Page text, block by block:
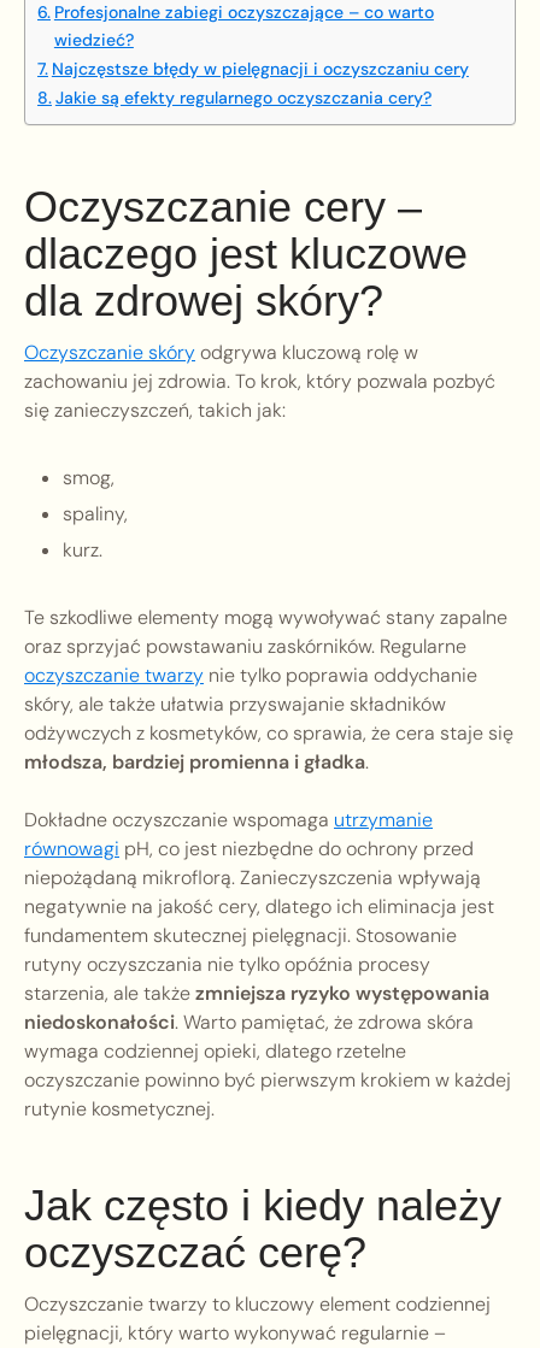
Profesjonalne zabiegi oczyszczające – co warto
wiedzieć?
Najczęstsze błędy w pielęgnacji i oczyszczaniu cery
Jakie są efekty regularnego oczyszczania cery?
Oczyszczanie cery –
dlaczego jest kluczowe
dla zdrowej skóry?
Oczyszczanie skóryodgrywa kluczową rolę w
zachowaniu jej zdrowia. To krok, który pozwala pozbyć
się zanieczyszczeń, takich jak:
smog,
spaliny,
kurz.
Te szkodliwe elementy mogą wywoływać stany zapalne
oraz sprzyjać powstawaniu zaskórników. Regularne
oczyszczanie twarzy nie tylko poprawia oddychanie
skóry, ale także ułatwia przyswajanie składników
odżywczych z kosmetyków, co sprawia, że cera staje się
młodsza, bardziej promienna i gładka.
Dokładne oczyszczanie wspomaga utrzymanie
równowagi pH, co jest niezbędne do ochrony przed
niepożądaną mikroflorą. Zanieczyszczenia wpływają
negatywnie na jakość cery, dlatego ich eliminacja jest
fundamentem skutecznej pielęgnacji. Stosowanie
rutyny oczyszczania nie tylko opóźnia procesy
starzenia, ale takżezmniejsza ryzyko występowania
niedoskonałości. Warto pamiętać, że zdrowa skóra
wymaga codziennej opieki, dlatego rzetelne
oczyszczanie powinno być pierwszym krokiem w każdej
rutynie kosmetycznej.
Jak często i kiedy należy
oczyszczać cerę?
Oczyszczanie twarzy to kluczowy element codziennej
pielęgnacji, który warto wykonywać regularnie –